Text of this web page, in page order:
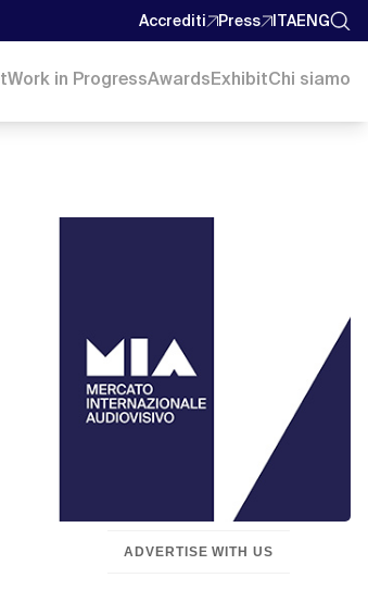
Accrediti Press ITAENG
Work in ProgressAwardsExhibitChi siamo
ADVERTISE WITH US